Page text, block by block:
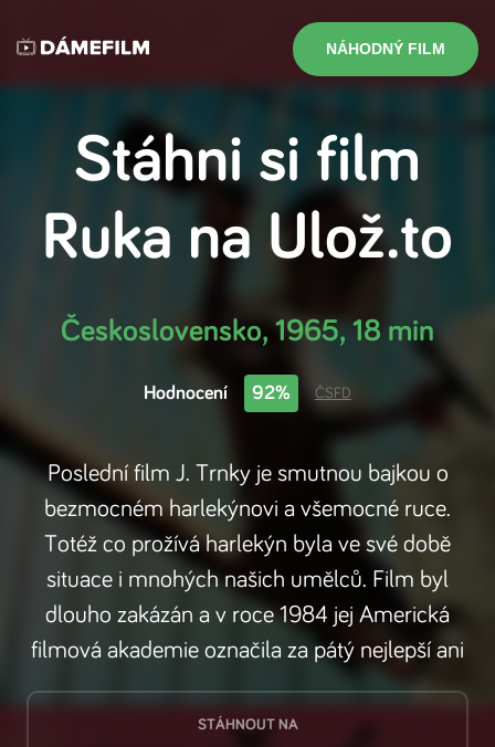
NÁHODNÝ FILM
Stáhni si film
Ruka na Ulož.to
Československo, 1965,18 min
Hodnocení 92% ČSFD
Poslední film J. Trnky je smutnou bajkou o
bezmocném harlekýnovi a všemocné ruce.
Totéž co prožívá harlekýn byla ve své době
situace i mnohých našich umělců. Film byl
dlouho zakázán a v roce 1984 jej Americká
filmová akademie označila za pátý nejlepší ani
STÁHNOUT NA